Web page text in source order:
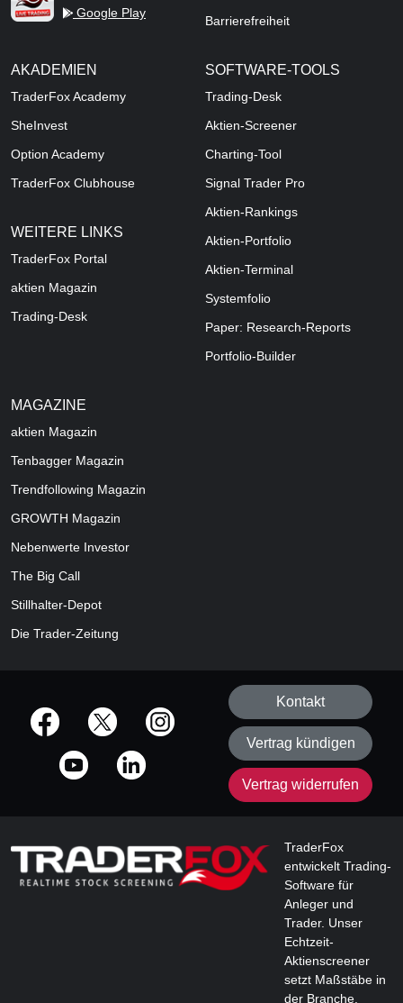
Google Play
Barrierefreiheit
AKADEMIEN
TraderFox Academy
SheInvest
Option Academy
TraderFox Clubhouse
WEITERE LINKS
TraderFox Portal
aktien Magazin
Trading-Desk
SOFTWARE-TOOLS
Trading-Desk
Aktien-Screener
Charting-Tool
Signal Trader Pro
Aktien-Rankings
Aktien-Portfolio
Aktien-Terminal
Systemfolio
Paper: Research-Reports
Portfolio-Builder
MAGAZINE
aktien Magazin
Tenbagger Magazin
Trendfollowing Magazin
GROWTH Magazin
Nebenwerte Investor
The Big Call
Stillhalter-Depot
Die Trader-Zeitung
offizielle Social Media-Accounts
Kontakt
Vertrag kündigen
Vertrag widerrufen
TraderFox
entwickelt Trading-
Software für
Anleger und
Trader. Unser
Echtzeit-
Aktienscreener
setzt Maßstäbe in
der Branche.